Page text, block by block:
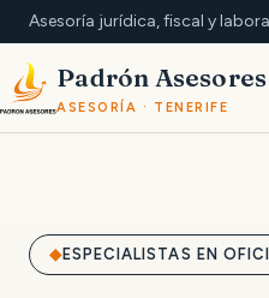
Asesoría jurídica, fiscal y
Padrón Asesores
ASESORÍA · TENERIFE
ESPECIALISTAS EN